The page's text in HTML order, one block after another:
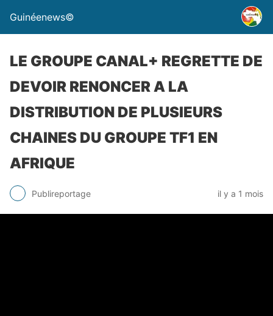
Guinéenews©
LE GROUPE CANAL+ REGRETTE DE
DEVOIR RENONCER A LA
DISTRIBUTION DE PLUSIEURS
CHAINES DU GROUPE TF1 EN
AFRIQUE
Publireportage il y a 1 mois